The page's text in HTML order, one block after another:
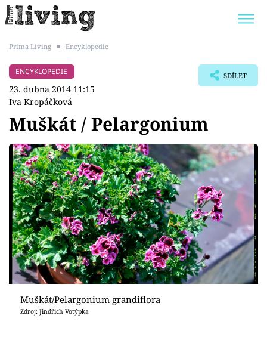
BYDLENÍ SLAVNÝCH
Témata
Bydlení
Zahrada
Design
Sledujte prima+
Přihlášení
Prima Living ■ Encyklopedie
ENCYKLOPEDIE
23. dubna 2014 11:15
Iva Kropáčková
SDÍLET
Muškát / Pelargonium
Muškát/Pelargonium grandiflora
Zdroj: Jindřich Votýpka